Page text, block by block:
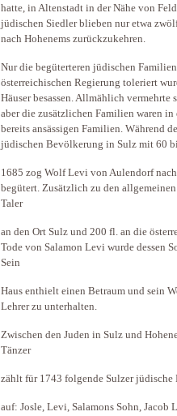
hatte, in Altenstadt in der Nähe von
jüdischen Siedler blieben nur etwa
nach Hohenems zurückzukehren.
Nur die begüterteren jüdischen
österreichischen Regierung toleriert
Häuser besassen. Allmählich
aber die zusätzlichen Familien waren
bereits ansässigen Familien. Während
jüdischen Bevölkerung in Sulz mit 60
1685 zog Wolf Levi von Aulendorf
begütert. Zusätzlich zu den
Taler
an den Ort Sulz und 200 fl. an die
Tode von Salamon Levi wurde dessen
Sein
Haus enthielt einen Betraum und sein
Lehrer zu unterhalten.
Zwischen den Juden in Sulz und
Tänzer
zählt für 1743 folgende Sulzer jüdische
auf: Josle, Levi, Salamons Sohn, Jacob